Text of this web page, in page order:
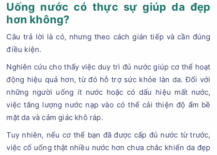
Uống nước có thực sự giúp da đẹp
hơn không?
Câu trả lời là có, nhưng theo cách gián tiếp và cần đúng
điều kiện.
Nghiên cứu cho thấy việc duy trì đủ nước giúp cơ thể hoạt
động hiệu quả hơn, từ đó hỗ trợ sức khỏe làn da. Đối với
những người uống ít nước hoặc có dấu hiệu mất nước,
việc tăng lượng nước nạp vào có thể cải thiện độ ẩm bề
mặt da và cảm giác khô ráp.
Tuy nhiên, nếu cơ thể bạn đã được cấp đủ nước từ trước,
việc cố uống thật nhiều nước hơn chưa chắc khiến da đẹp